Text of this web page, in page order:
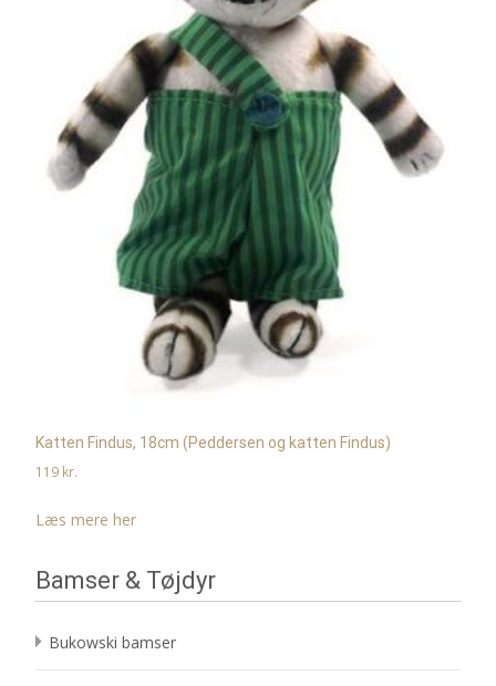
Katten Findus, 18cm (Peddersen og katten Findus)
119 kr.
Læs mere her
Bamser & Tøjdyr
Bukowski bamser